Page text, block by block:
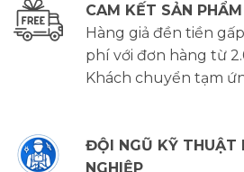
CAM KẾT SẢN
Hàng giả đền tiền
phí với đơn hàng từ
Khách chuyển tạm
ĐỘI NGŨ KỸ THUẬT
NGHIỆP